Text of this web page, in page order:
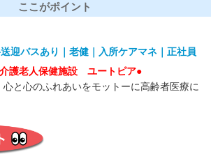
ここがポイント
迎バスあり｜老健｜入所ケアマネ｜正社員
護老人保健施設 ユートピア●
心と心のふれあいをモットーに高齢者医療に